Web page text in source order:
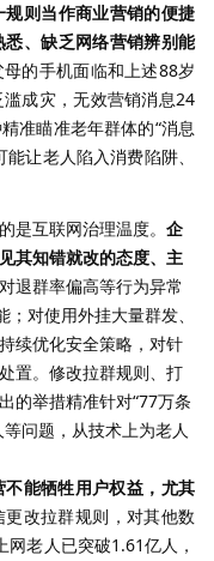
则当作商业营销的便捷
、缺乏网络营销辨别能
的手机面临和上述88岁
成灾，无效营销消息24
准瞄准老年群体的“消息
让老人陷入消费陷阱、
是互联网治理温度。 企
其知错就改的态度、主
退群率偏高等行为异常
对使用外挂大量群发、
续优化安全策略，对针
置。修改拉群规则、打
的举措精准针对“77万条
问题，从技术上为老人
能牺牲用户权益，尤其
更改拉群规则，对其他数
老人已突破1.61亿人，